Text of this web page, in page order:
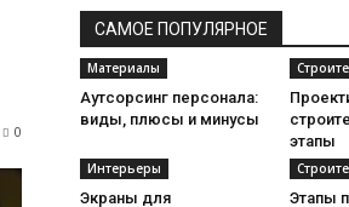
0
САМОЕ ПОПУЛЯРНОЕ
Материалы
Аутсорсинг персонала:
виды, плюсы и минусы
этапы
Интерьеры
Экраны для
Этапы